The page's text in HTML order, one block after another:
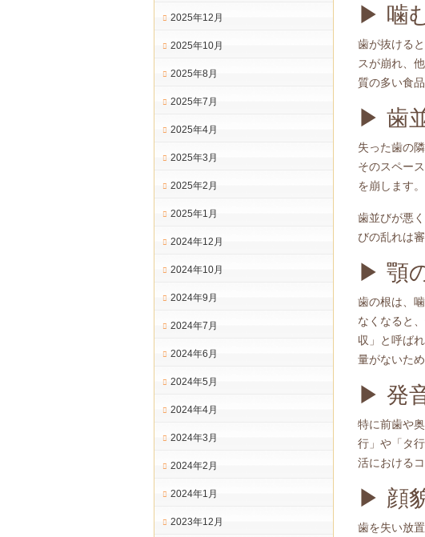
2025年12月
2025年10月
2025年8月
2025年7月
2025年4月
2025年3月
2025年2月
2025年1月
2024年12月
2024年10月
2024年9月
2024年7月
2024年6月
2024年5月
2024年4月
2024年3月
2024年2月
2024年1月
2023年12月
▶︎ 噛
歯が抜ける
スが崩れ、
質の多い食
▶︎ 歯
失った歯の
そのスペー
を崩します。
歯並びが悪
びの乱れは
▶︎ 顎
歯の根は、
なくなると
収」と呼ば
量がないた
▶︎ 発
特に前歯や
行」や「タ
活における
▶︎ 顔
歯を失い放